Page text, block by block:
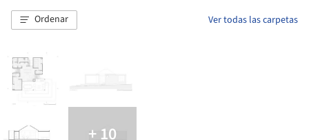
Ordenar Ver todas las carpetas
+ 10